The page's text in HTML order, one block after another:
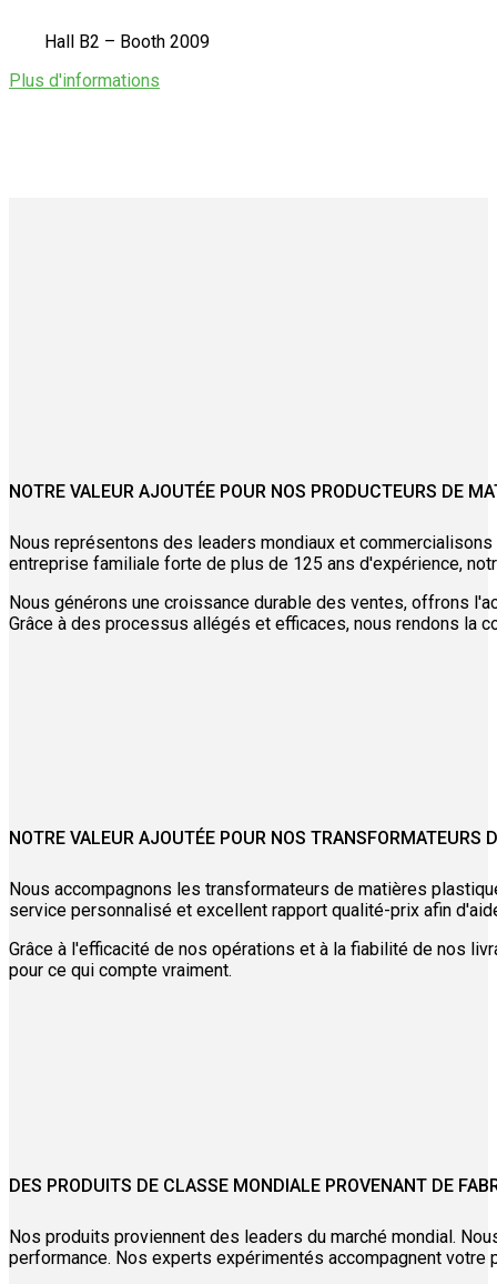
Hall B2 – Booth 2009
Plus d'informations
NOTRE VALEUR AJOUTÉE POUR NOS PRODUCTEURS DE
Nous représentons des leaders mondiaux et
entreprise familiale forte de plus de 125 ans d'expérience,
Nous générons une croissance durable des ventes, offrons
Grâce à des processus allégés et efficaces, nous rendons la
NOTRE VALEUR AJOUTÉE POUR NOS TRANSFORMATEURS
Nous accompagnons les transformateurs de matières
service personnalisé et excellent rapport qualité-prix afin
Grâce à l'efficacité de nos opérations et à la fiabilité de nos
pour ce qui compte vraiment.
DES PRODUITS DE CLASSE MONDIALE PROVENANT DE
Nos produits proviennent des leaders du marché mondial.
performance. Nos experts expérimentés accompagnent